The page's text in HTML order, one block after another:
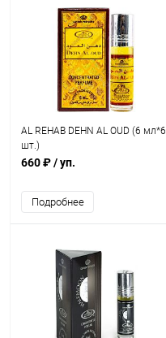
AL REHAB DEHN AL OUD (6 мл*6
шт.)
660 ₽/ уп.
Подробнее